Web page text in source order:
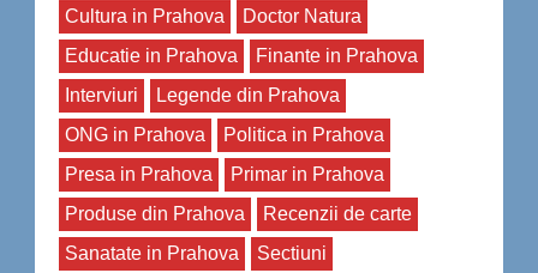
Cultura in Prahova
Doctor Natura
Educatie in Prahova
Finante in Prahova
Interviuri
Legende din Prahova
ONG in Prahova
Politica in Prahova
Presa in Prahova
Primar in Prahova
Produse din Prahova
Recenzii de carte
Sanatate in Prahova
Sectiuni